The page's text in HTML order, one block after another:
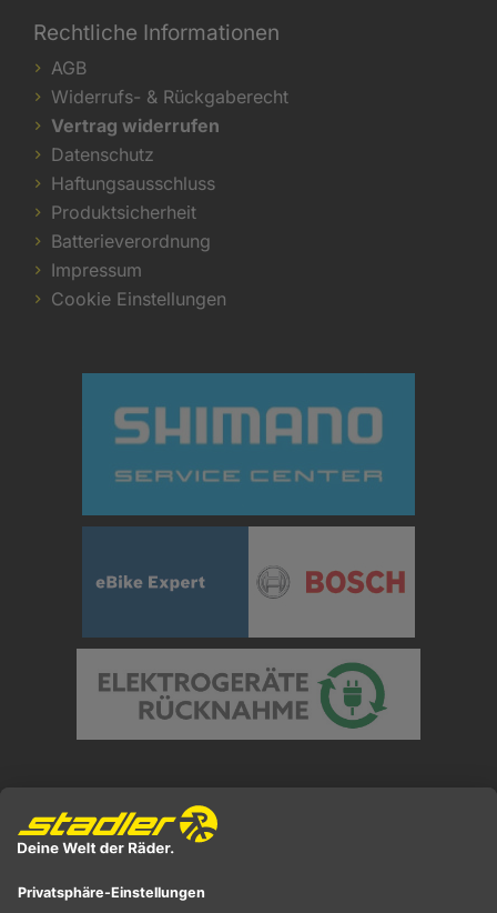
Rechtliche Informationen
AGB
Widerrufs- & Rückgaberecht
Vertrag widerrufen
Datenschutz
Haftungsausschluss
Produktsicherheit
Batterieverordnung
Impressum
Cookie Einstellungen